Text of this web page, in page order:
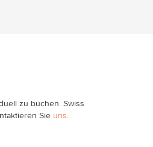
zu buchen. Swiss
Sie uns.